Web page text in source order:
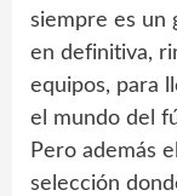
siempre es un
en definitiva,
equipos, para
el mundo del
Pero además
selección